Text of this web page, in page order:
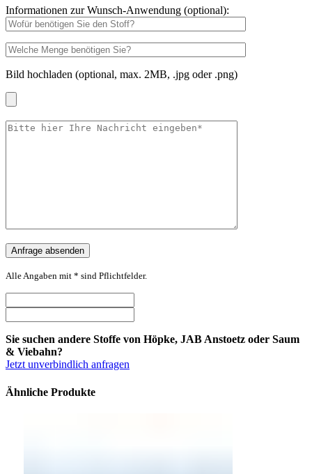
Informationen zur Wunsch-Anwendung (optional):
Bild hochladen (optional, max. 2MB, .jpg oder .png)
Alle Angaben mit * sind Pflichtfelder.
Sie suchen andere Stoffe von Höpke, JAB Anstoetz oder Saum
& Viebahn?
Jetzt unverbindlich anfragen
Ähnliche Produkte